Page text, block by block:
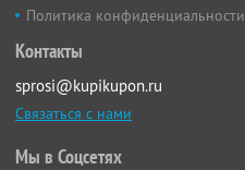
Политика конфиденциальности
Контакты
sprosi@kupikupon.ru
Связаться с нами
Мы в Соцсетях